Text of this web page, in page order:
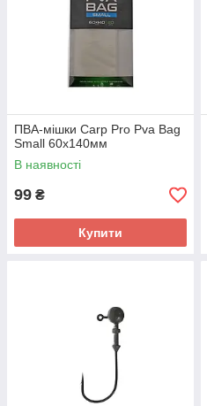
ПВА-мішки Carp Pro Pva Bag
Small 60x140мм
В наявності
99 ₴
Купити